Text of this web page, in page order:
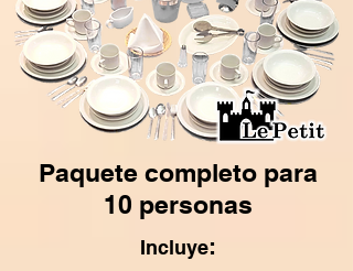
Paquete completo para
10 personas
Incluye: